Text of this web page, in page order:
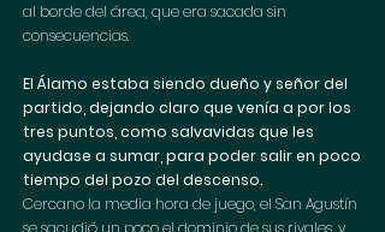
al borde del área, que era sacada sin
consecuencias.
El Álamo estaba siendo dueño y señor del
partido, dejando claro que venía a por los
tres puntos, como salvavidas que les
ayudase a sumar, para poder salir en poco
tiempo del pozo del descenso.
Cercano la media hora de juego, el San Agustín
se sacudió un poco el dominio de sus rivales, y